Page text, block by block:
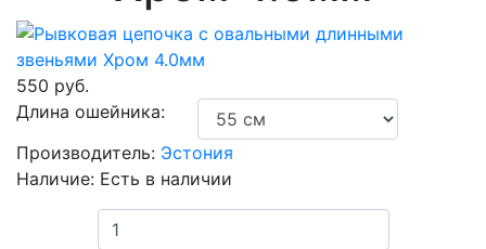
550 руб.
Длина ошейника:
Производитель: Эстония
Наличие: Есть в наличии